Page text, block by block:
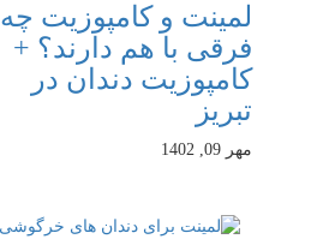
لمینت و کامپوزیت چه
فرقی با هم دارند؟ +
کامپوزیت دندان در
تبریز
مهر 09, 1402